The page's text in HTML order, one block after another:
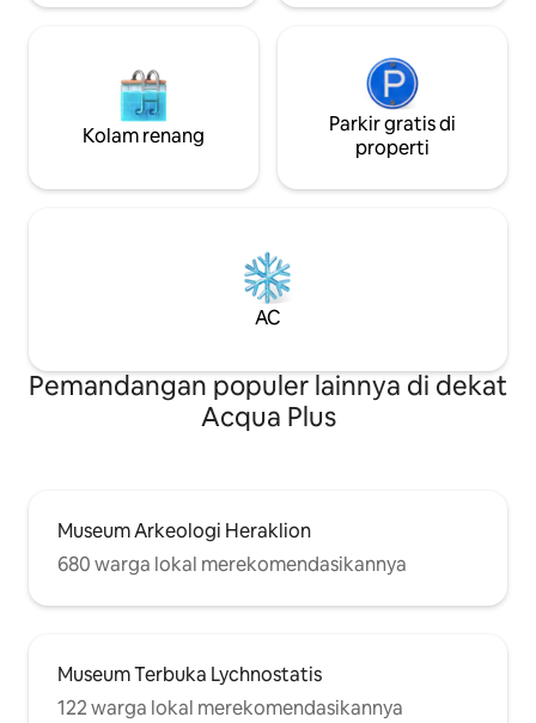
keanggunan bertemu keajaiban alam.
benar bersantai.
Kolam renang
Parkir gratis di
properti
AC
Pemandangan populer lainnya di dekat
Acqua Plus
Museum Arkeologi Heraklion
680 warga lokal merekomendasikannya
Museum Terbuka Lychnostatis
122 warga lokal merekomendasikannya